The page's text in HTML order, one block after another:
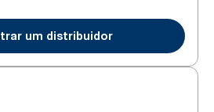
um distribuidor